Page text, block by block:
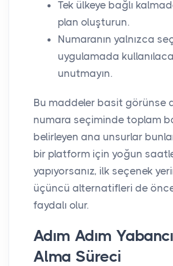
Tek ülkeye bağlı
plan oluşturun.
Numaranın yalnızca
uygulamada
unutmayın.
Bu maddeler basit görünse
numara seçiminde toplam
belirleyen ana unsurlar
bir platform için yoğun
yapıyorsanız, ilk seçenek
üçüncü alternatifleri de
faydalı olur.
Adım Adım
Alma Süreci